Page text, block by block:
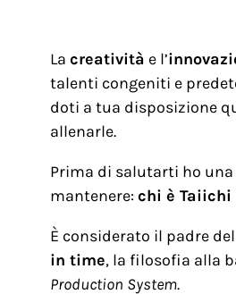
La creatività e l’
talenti congeniti e
doti a tua disposizione
allenarle.
Prima di salutarti ho
mantenere: chi è Taiichi
È considerato il padre
in time, la filosofia alla
Production System.